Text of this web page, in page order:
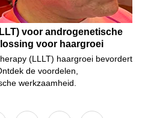
voor androgenetische
voor haargroei
(LLLT) haargroei bevordert
de voordelen,
werkzaamheid.